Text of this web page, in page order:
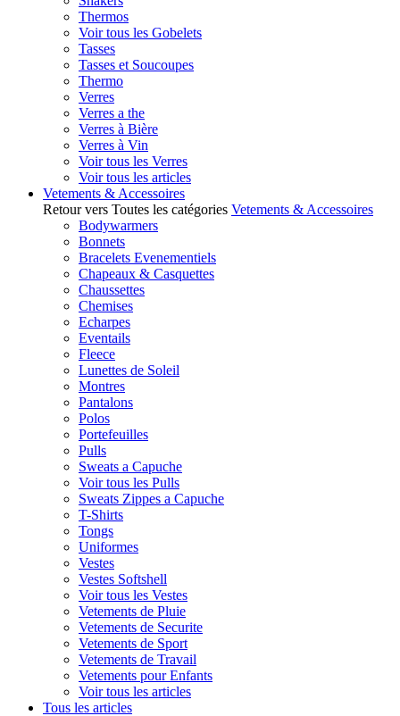
Thermos
Voir tous les Gobelets
Tasses
Tasses et Soucoupes
Thermo
Verres
Verres a the
Verres à Bière
Verres à Vin
Voir tous les Verres
Voir tous les articles
Vetements & Accessoires
Retour vers Toutes les catégories Vetements & Accessoires
Bodywarmers
Bonnets
Bracelets Evenementiels
Chapeaux & Casquettes
Chaussettes
Chemises
Echarpes
Eventails
Fleece
Lunettes de Soleil
Montres
Pantalons
Polos
Portefeuilles
Pulls
Sweats a Capuche
Voir tous les Pulls
Sweats Zippes a Capuche
T-Shirts
Tongs
Uniformes
Vestes
Vestes Softshell
Voir tous les Vestes
Vetements de Pluie
Vetements de Securite
Vetements de Sport
Vetements de Travail
Vetements pour Enfants
Voir tous les articles
Tous les articles